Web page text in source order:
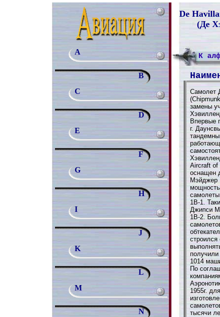
De
(Де
A
B
C
D
E
F
G
H
I
J
K
L
M
N
К
Самолет
замены
Впервые
г.
Aircraft of
оснащен
Мэйджер
1B-1.
Джипси
1B-2.
1014
По
1955г.
тысячи